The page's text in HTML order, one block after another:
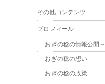
その他コンテンツ
プロフィール
おぎの稔の情報公開～
おぎの稔の想い
おぎの稔の政策